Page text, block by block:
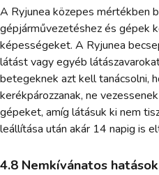
A Ryjunea közepes mértékben
gépjárművezetéshez és gépek
képességeket. A Ryjunea
látást vagy egyéb
betegeknek azt kell tanácsolni,
kerékpározzanak, ne
gépeket, amíg látásuk ki nem
leállítása után akár 14 napig is
4.8 Nemkívánatos